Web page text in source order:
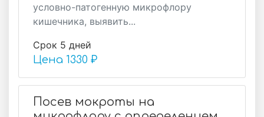
условно-патогенную микрофлору
кишечника, выявить...
Срок 5 дней
Цена 1330 ₽
Посев мокроты на